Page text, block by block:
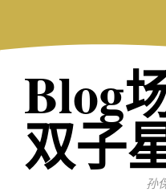
content
Blog
双子
孙